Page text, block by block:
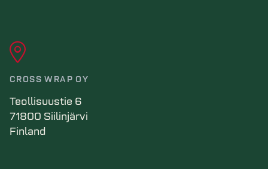
CROSS WRAP OY
Teollisuustie 6
71800 Siilinjärvi
Finland